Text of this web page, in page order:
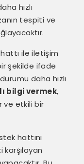
hızlı
tespiti ve
hattı ile iletişim
şekilde ifade
daha hızlı
bilgi vermek,
ve etkili bir
hattını
karşılayan